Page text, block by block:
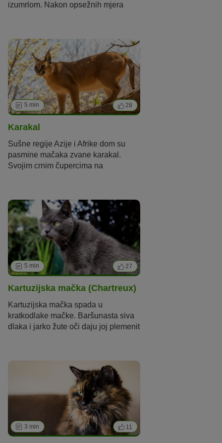
izumrlom. Nakon opsežnih mjera
divlje životinje koje nisu prikladne za
držanje kao kućni ljubimci.
5 min 28
Karakal
Sušne regije Azije i Afrike dom su
pasmine mačaka zvane karakal .
Svojim crnim čupercima na
Neki ljudi držemačku
pasmine
karakalkao egzotičnu
ljubimicu.No pripadnice
pasmini karakalsu divlje životinje i
n ije im mjesto u kući ili stanu.
5 min 27
Kartuzijska mačka (Chartreux)
Kartuzijska mačka spada u
kratkodlake mačke. Baršunasta siva
dlaka i jarko žute oči daju joj plemenit
nastrojen karakter i inteligenciju.
3 min 11